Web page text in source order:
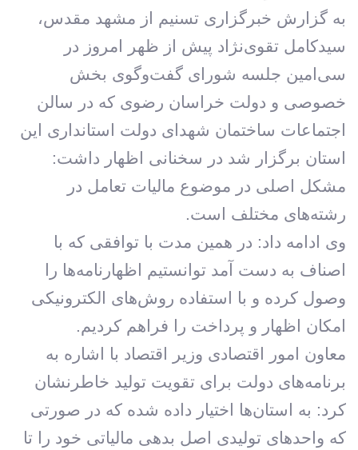
به گزارش خبرگزاری تسنیم از مشهد مقدس،
سیدکامل تقوی‌نژاد پیش از ظهر امروز در
سی‌امین جلسه شورای گفت‌وگوی بخش
خصوصی و دولت خراسان رضوی که در سالن
اجتماعات ساختمان شهدای دولت استانداری این
استان برگزار شد‌ در سخنانی اظهار داشت:
مشکل اصلی در موضوع مالیات تعامل در
رشته‌های مختلف است.
وی ادامه داد: در همین مدت با توافقی که با
اصناف به دست آمد توانستیم اظهارنامه‌ها را
وصول کرده و با استفاده روش‌های الکترونیکی
امکان اظهار و پرداخت را فراهم کردیم.
معاون امور اقتصادی وزیر اقتصاد با اشاره به
برنامه‌های دولت برای تقویت تولید خاطرنشان
کرد: به استان‌ها اختیار داده شده که در صورتی
که واحدهای تولیدی اصل بدهی مالیاتی خود را تا